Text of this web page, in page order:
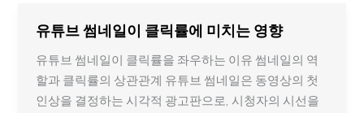
유튜브 썸네일이 클릭률에 미치는 영향
유튜브 썸네일이 클릭률을 좌우하는 이유 썸네일의 역
할과 클릭률의 상관관계 유튜브 썸네일은 동영상의 첫
인상을 결정하는 시각적 광고판으로, 시청자의 시선을